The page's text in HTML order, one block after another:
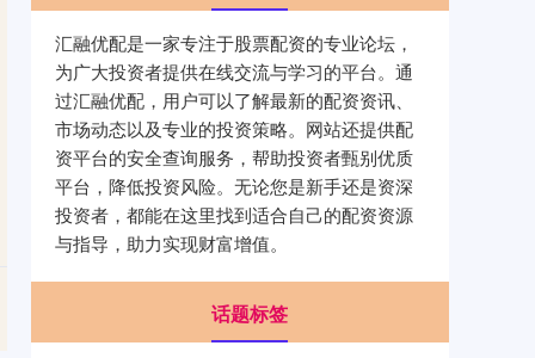
汇融优配是一家专注于股票配资的专业论坛，
为广大投资者提供在线交流与学习的平台。通
过汇融优配，用户可以了解最新的配资资讯、
市场动态以及专业的投资策略。网站还提供配
资平台的安全查询服务，帮助投资者甄别优质
平台，降低投资风险。无论您是新手还是资深
投资者，都能在这里找到适合自己的配资资源
与指导，助力实现财富增值。
话题标签